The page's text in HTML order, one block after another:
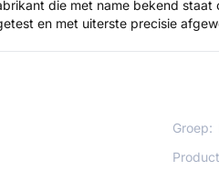
die met name bekend
en met uiterste precisie
Groep: